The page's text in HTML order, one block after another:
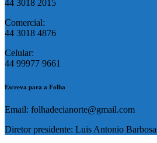
44 3018 2015
Comercial:
44 3018 4876
Celular:
44 99977 9661
Escreva para a Folha
Email: folhadecianorte@gmail.com
Diretor presidente: Luis Antonio Barbosa